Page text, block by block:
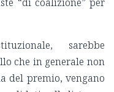
sarebbe
che in generale non
del premio, vengano